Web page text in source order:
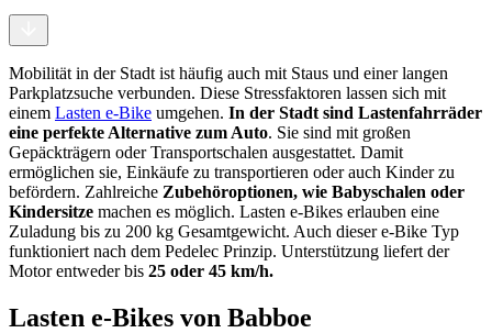
Mobilität in der Stadt ist häufig auch mit Staus und einer langen
Parkplatzsuche verbunden. Diese Stressfaktoren lassen sich mit
einem Lasten e-Bike umgehen. In der Stadt sind Lastenfahrräder
eine perfekte Alternative zum Auto. Sie sind mit großen
Gepäckträgern oder Transportschalen ausgestattet. Damit
ermöglichen sie, Einkäufe zu transportieren oder auch Kinder zu
befördern. Zahlreiche Zubehöroptionen, wie Babyschalen oder
Kindersitze machen es möglich. Lasten e-Bikes erlauben eine
Zuladung bis zu 200 kg Gesamtgewicht. Auch dieser e-Bike Typ
funktioniert nach dem Pedelec Prinzip. Unterstützung liefert der
Motor entweder bis 25 oder 45 km/h.
Lasten e-Bikes von Babboe